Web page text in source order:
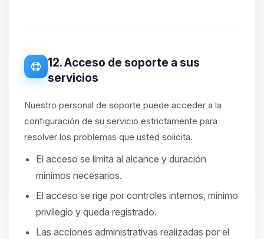
12. Acceso de soporte a sus
servicios
Nuestro personal de soporte puede acceder a la
configuración de su servicio estrictamente para
resolver los problemas que usted solicita.
El acceso se limita al alcance y duración
mínimos necesarios.
El acceso se rige por controles internos, mínimo
privilegio y queda registrado.
Las acciones administrativas realizadas por el